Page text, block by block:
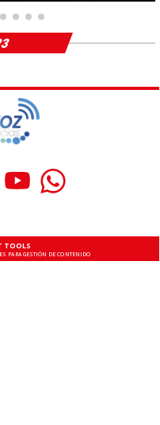
TOOLS
PARA GESTIÓN DE CONTENIDO